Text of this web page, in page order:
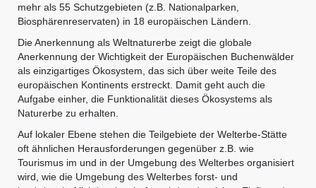
mehr als 55 Schutzgebieten (z.B. Nationalparken,
Biosphärenreservaten) in 18 europäischen Ländern.
Die Anerkennung als Weltnaturerbe zeigt die globale
Anerkennung der Wichtigkeit der Europäischen Buchenwälder
als einzigartiges Ökosystem, das sich über weite Teile des
europäischen Kontinents erstreckt. Damit geht auch die
Aufgabe einher, die Funktionalität dieses Ökosystems als
Naturerbe zu erhalten.
Auf lokaler Ebene stehen die Teilgebiete der Welterbe-Stätte
oft ähnlichen Herausforderungen gegenüber z.B. wie
Tourismus im und in der Umgebung des Welterbes organisiert
wird, wie die Umgebung des Welterbes forst- und